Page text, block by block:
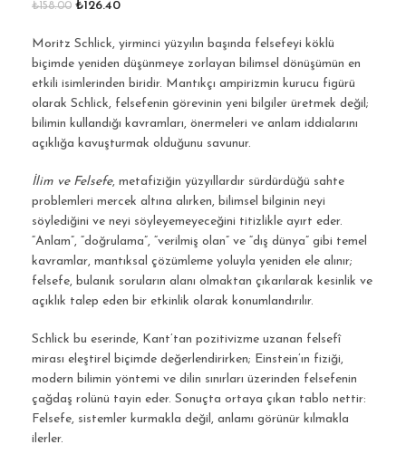
₺158.00 ₺126.40
Moritz Schlick, yirminci yüzyılın başında felsefeyi köklü
biçimde yeniden düşünmeye zorlayan bilimsel dönüşümün en
etkili isimlerinden biridir. Mantıkçı ampirizmin kurucu figürü
olarak Schlick, felsefenin görevinin yeni bilgiler üretmek değil;
bilimin kullandığı kavramları, önermeleri ve anlam iddialarını
açıklığa kavuşturmak olduğunu savunur.
İlim ve Felsefe, metafiziğin yüzyıllardır sürdürdüğü sahte
problemleri mercek altına alırken, bilimsel bilginin neyi
söylediğini ve neyi söyleyemeyeceğini titizlikle ayırt eder.
“Anlam”, “doğrulama”, “verilmiş olan” ve “dış dünya” gibi temel
kavramlar, mantıksal çözümleme yoluyla yeniden ele alınır;
felsefe, bulanık soruların alanı olmaktan çıkarılarak kesinlik ve
açıklık talep eden bir etkinlik olarak konumlandırılır.
Schlick bu eserinde, Kant’tan pozitivizme uzanan felsefî
mirası eleştirel biçimde değerlendirirken; Einstein’ın fiziği,
modern bilimin yöntemi ve dilin sınırları üzerinden felsefenin
çağdaş rolünü tayin eder. Sonuçta ortaya çıkan tablo nettir:
Felsefe, sistemler kurmakla değil, anlamı görünür kılmakla
ilerler.